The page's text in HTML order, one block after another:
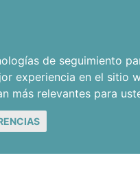
de seguimiento
experiencia en el sitio
más relevantes para